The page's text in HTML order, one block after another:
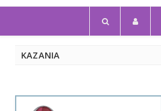
KAZANIA